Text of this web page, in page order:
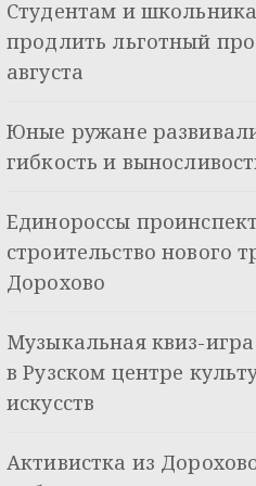
Студентам и
продлить льготный
августа
Юные ружане
гибкость и
Единороссы
строительство нового
Дорохово
Музыкальная квиз-
в Рузском центре
искусств
Активистка из